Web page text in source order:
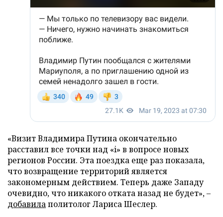
«Визит Владимира Путина окончательно
расставил все точки над «i» в вопросе новых
регионов России. Эта поездка еще раз показала,
что возвращение территорий является
закономерным действием. Теперь даже Западу
очевидно, что никакого отката назад не будет», –
добавилаполитолог Лариса Шеслер.